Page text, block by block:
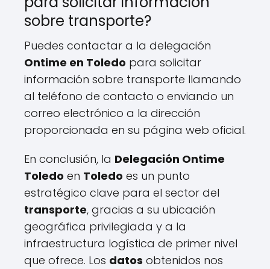
sobre transporte?
Puedes contactar a la delegación
Ontime en Toledo para solicitar
información sobre transporte llamando
al teléfono de contacto o enviando un
correo electrónico a la dirección
proporcionada en su página web oficial.
En conclusión, la Delegación Ontime
Toledo en Toledo es un punto
estratégico clave para el sector del
transporte, gracias a su ubicación
geográfica privilegiada y a la
infraestructura logística de primer nivel
que ofrece. Los datos obtenidos nos